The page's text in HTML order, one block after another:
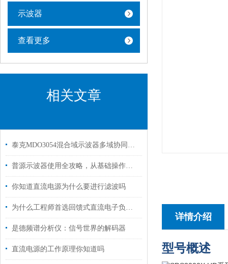
示波器
查看更多
相关文章
泰克MDO3054混合域示波器多域协同的调试全能王
普源示波器使用全攻略，从基础操作到高级应用
你知道直流电源为什么要进行滤波吗
为什么工程师首选回馈式直流电子负载进行电源测试？
是德频谱分析仪：信号世界的解码器
直流电源的工作原理你知道吗
详情介绍
型号概述